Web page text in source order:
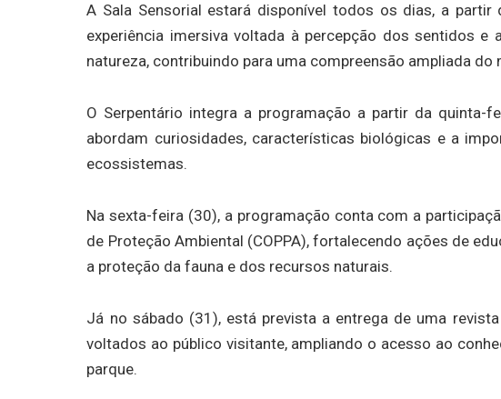
A Sala Sensorial estará disponível todos os dias, a
experiência imersiva voltada à percepção dos sentidos
natureza, contribuindo para uma compreensão ampliada
O Serpentário integra a programação a partir da quinta-
abordam curiosidades, características biológicas e a
ecossistemas.
Na sexta-feira (30), a programação conta com a
de Proteção Ambiental (COPPA), fortalecendo ações de
a proteção da fauna e dos recursos naturais.
Já no sábado (31), está prevista a entrega de uma
voltados ao público visitante, ampliando o acesso ao
parque.